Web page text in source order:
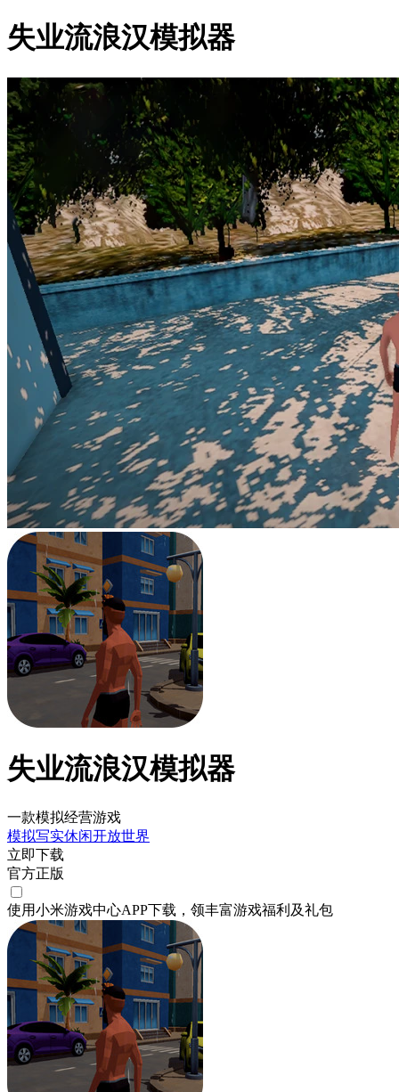
失业流浪汉模拟器
失业流浪汉模拟器
一款模拟经营游戏
模拟写实休闲开放世界
立即下载
官方正版
使用小米游戏中心APP下载 ，领丰富游戏福利 及礼包